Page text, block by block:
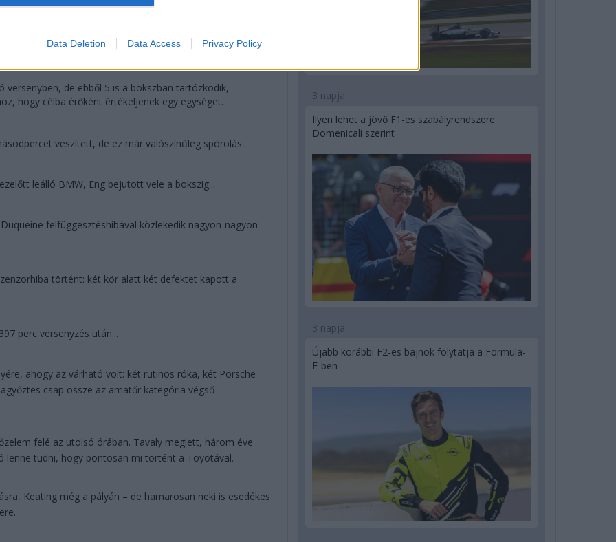
Data Deletion Data Access Privacy Policy
növelte az előnyt Bergmeisterrel szemben. A
az Am-et viszont megnyerheti az egyetlen privát GT.
de ebből 5 is a bokszban tartózkodik,
hogy célba érőként értékeljenek egy egységet.
veszített, de ez már valószínűleg spórolás...
leálló BMW, Eng bejutott vele a bokszig...
felfüggesztéshibával közlekedik nagyon-nagyon
történt: két kör alatt két defektet kapott a
perc versenyzés után...
ahogy az várható volt: két rutinos róka, két Porsche
csap össze az amatőr kategória végső
felé az utolsó órában. Tavaly meglett, három éve
lenne tudni, hogy pontosan mi történt a Toyotával.
Keating még a pályán – de hamarosan neki is esedékes
3 napja
Ilyen lehet a jövő F1-es szabályrendszere
Domenicali szerint
3 napja
Újabb korábbi F2-es bajnok folytatja a Formula-
E-ben